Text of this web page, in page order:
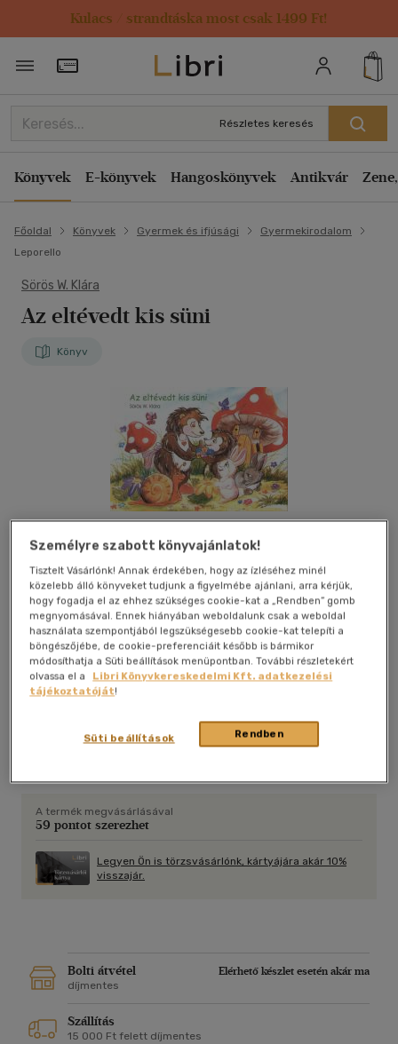
Kulacs / strandtáska most csak 1499 Ft!
Törzsvásárlói Kártya adatai
Részletes keresés
Könyvek E-könyvek Hangoskönyvek Antikvár
Főoldal Könyvek Gyermek és ifjúsági
Gyermekirodalom
Leporello
Sörös W. Klára
Az eltévedt kis süni
Könyv
Kívánságlistához adom Megosztom
Pro Junior Könyvkiadó| 2006|magyar nyelvű|leporello
oldal
Képeskönyv a legkisebbeknek Vida Kata rajzaival.
A termék megvásárlásával
59 pontot szerezhet
Legyen Ön is törzsvásárlónk, kártyájára akár 10%
visszajár.
Bolti átvétel
Elérhető készlet esetén akár ma
díjmentes
Szállítás
15 000 Ft felett díjmentes
Személyre szabott könyvajánlatok!
Tisztelt Vásárlónk! Annak érdekében, hogy az ízléséhez minél
közelebb álló könyveket tudjunk a figyelmébe ajánlani, arra kérjük,
hogy fogadja el az ehhez szükséges cookie-kat a „Rendben” gomb
megnyomásával. Ennek hiányában weboldalunk csak a weboldal
használata szempontjából legszükségesebb cookie-kat telepíti a
böngészőjébe, de cookie-preferenciáit később is bármikor
módosíthatja a Süti beállítások menüpontban. További részletekért
olvassa el a
Libri Könyvkereskedelmi Kft. adatkezelési
tájékoztatóját!
Rendben
Süti beállítások